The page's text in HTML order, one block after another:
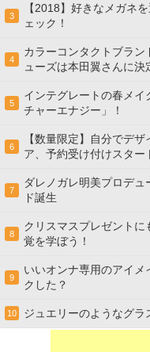
3
【2018】好きなメガネ
ェック！
4
カラーコンタクトブラン
ューズは本田翼さんに決
5
インテグレートの春メ
チャーエナジー」！
6
【数量限定】自分でデ
ア、予約受け付けスター
7
ダレノガレ明美プロデ
ド誕生
8
クリスマスプレゼントに
覚を学ぼう！
9
いいオンナ専用のアイメ
クした？
10 ジュエリーのようなグ